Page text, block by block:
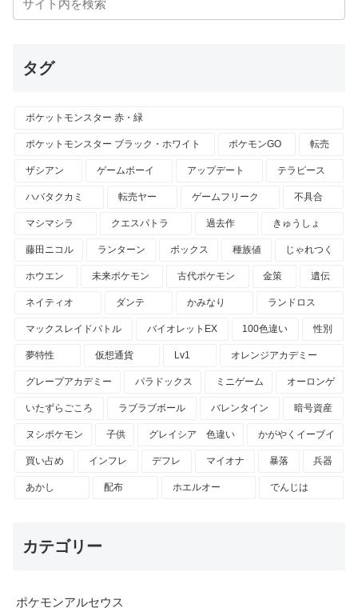
タグ
ポケットモンスター 赤・緑
ポケットモンスター ブラック・ホワイト ポケモンGO 転売
ザシアン ゲームボーイ アップデート テラピース
ハバタクカミ 転売ヤー ゲームフリーク 不具合
マシマシラ クエスパトラ 過去作 きゅうしょ
藤田ニコル ランターン ボックス 種族値 じゃれつく
ホウエン 未来ポケモン 古代ポケモン 金策 遺伝
ネイティオ ダンテ かみなり ランドロス
マックスレイドバトル バイオレットEX 100色違い 性別
夢特性 仮想通貨 Lv1 オレンジアカデミー
グレープアカデミー パラドックス ミニゲーム オーロンゲ
いたずらごころ ラブラブボール バレンタイン 暗号資産
ヌシポケモン 子供 グレイシア 色違い かがやくイーブイ
買い占め インフレ デフレ マイオナ 暴落 兵器
あかし 配布 ホエルオー でんじは
カテゴリー
ポケモンアルセウス